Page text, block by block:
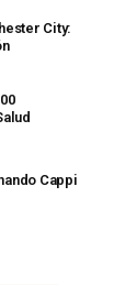
City:
Cappi